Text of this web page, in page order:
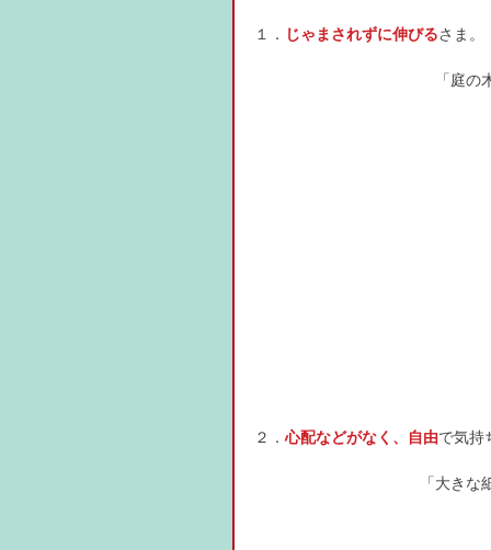
１． じゃまされずに伸びるさま。
「庭の
２． 心配などがなく、自由で気持
「大きな